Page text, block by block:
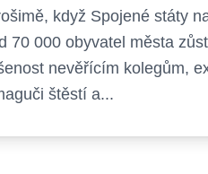
když Spojené státy
70 000 obyvatel města
nevěřícím kolegům,
štěstí a...